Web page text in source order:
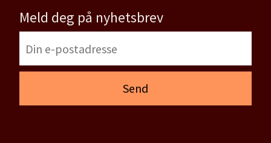
Meld deg på nyhetsbrev